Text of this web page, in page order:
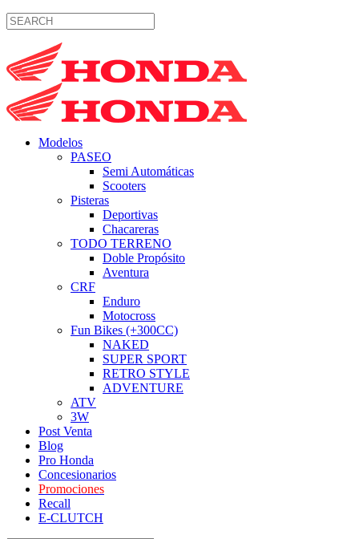
Modelos
PASEO
Semi Automáticas
Scooters
Pisteras
Deportivas
Chacareras
TODO TERRENO
Doble Propósito
Aventura
CRF
Enduro
Motocross
Fun Bikes (+300CC)
NAKED
SUPER SPORT
RETRO STYLE
ADVENTURE
ATV
3W
Post Venta
Blog
Pro Honda
Concesionarios
Promociones
Recall
E-CLUTCH